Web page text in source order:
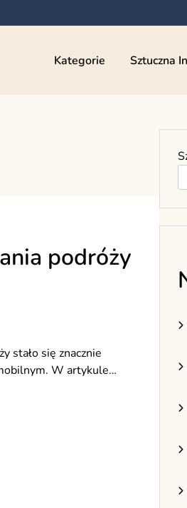
Kategorie Sztuczna
podróży
stało się znacznie
W artykule…